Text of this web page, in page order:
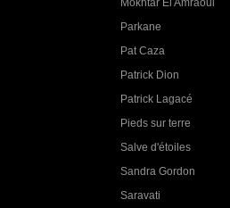
Parkane
Pat Caza
Patrick Dion
Patrick Lagacé
Pieds sur terre
Salve d'étoiles
Sandra Gordon
Saravati